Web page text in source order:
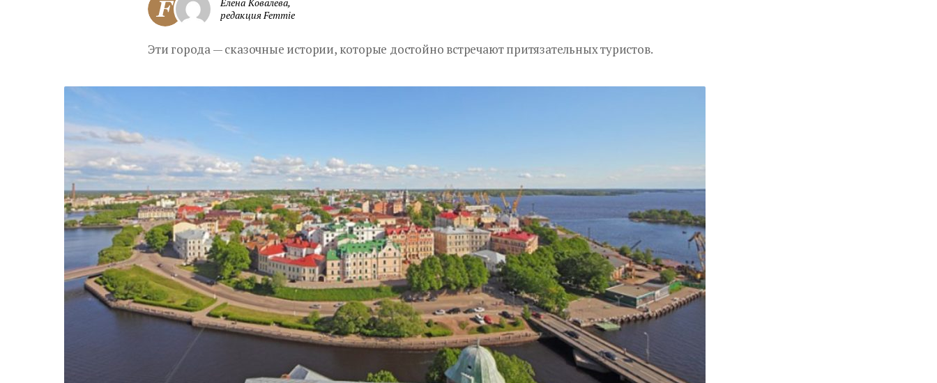
редакция Femmie
Эти города — сказочные истории, которые достойно встречают притязательных туристов.